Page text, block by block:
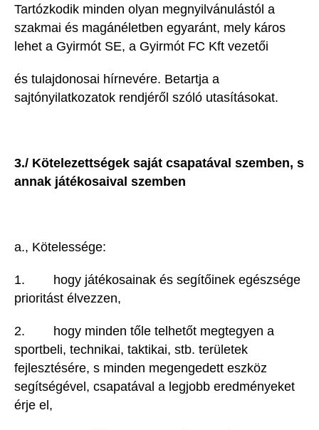
Tartózkodik minden olyan megnyilvánulástól a
szakmai és magánéletben egyaránt, mely káros
lehet a Gyirmót SE, a Gyirmót FC Kft vezetői
és tulajdonosai hírnevére. Betartja a
sajtónyilatkozatok rendjéről szóló utasításokat.
3./ Kötelezettségek saját csapatával szemben, s
annak játékosaival szemben
a., Kötelessége:
1. hogy játékosainak és segítőinek egészsége
prioritást élvezzen,
2. hogy minden tőle telhetőt megtegyen a
sportbeli, technikai, taktikai, stb. területek
fejlesztésére, s minden megengedett eszköz
segítségével, csapatával a legjobb eredményeket
érje el,